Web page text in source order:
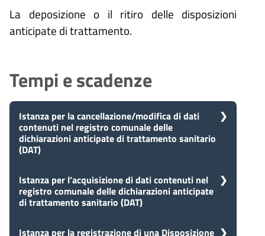
La deposizione o il ritiro delle disposizioni
anticipate di trattamento.
Tempi e scadenze
Istanza per la cancellazione/modifica di dati
contenuti nel registro comunale delle
dichiarazioni anticipate di trattamento sanitario
(DAT)
5
giorni
Presa in carico
Dopo aver presentato la tua
richiesta, il comune avvia il
la tua domanda in 5 giorni.
Istanza per l’acquisizione di dati contenuti nel
registro comunale delle dichiarazioni anticipate
di trattamento sanitario (DAT)
Istanza per la registrazione di una Disposizione